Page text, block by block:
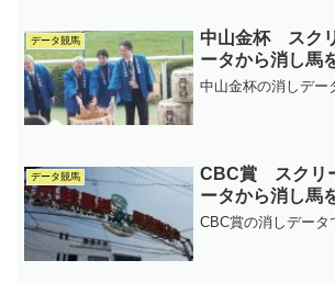
データ競馬
中山金杯 スク
ータから消し馬
中山金杯の消しデー
データ競馬
CBC賞 スクリ
ータから消し馬
CBC賞の消しデータ